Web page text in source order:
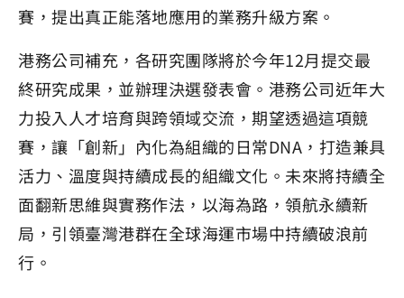
賽，提出真正能落地應用的業務升級方案。
港務公司補充，各研究團隊將於今年12月提交最
終研究成果，並辦理決選發表會。港務公司近年大
力投入人才培育與跨領域交流，期望透過這項競
賽，讓「創新」內化為組織的日常DNA，打造兼具
活力、溫度與持續成長的組織文化。未來將持續全
面翻新思維與實務作法，以海為路，領航永續新
局，引領臺灣港群在全球海運市場中持續破浪前
行。